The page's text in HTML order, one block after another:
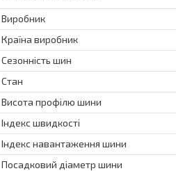
Виробник
Країна виробник
Сезонність шин
Стан
Висота профілю шини
Індекс швидкості
Індекс навантаження шини
Посадковий діаметр шини